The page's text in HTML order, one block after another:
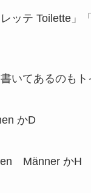
ッテ Toilette」
いてあるのもト
かD
Männer かH